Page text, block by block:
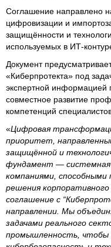
Соглашение направлено
цифровизации и
защищённости и
используемых в ИТ-
Документ
«Киберпротекта» под
экспертной информацией
совместное развитие
компетенций
«Цифровая
приоритет,
защищённой и
фундамент — системная
компаниями,
решения корпоративного
соглашение с
направлении. Мы
задачами реального
промышленность, чтобы